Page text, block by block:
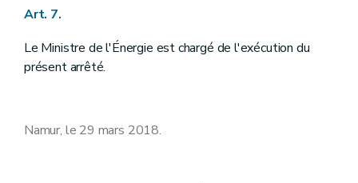
Art. 7.
Le Ministre de l'Énergie est chargé de l'exécution du
présent arrêté.
Namur, le 29 mars 2018.